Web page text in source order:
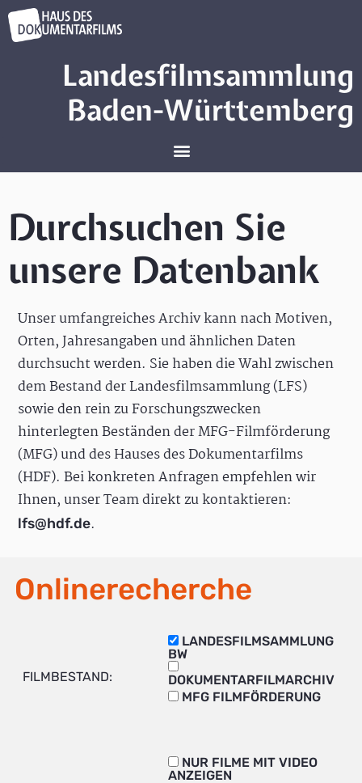
Landesfilmsammlung
Baden-Württemberg
Durchsuchen Sie
unsere Datenbank
Unser umfangreiches Archiv kann nach Motiven,
Orten, Jahresangaben und ähnlichen Daten
durchsucht werden. Sie haben die Wahl zwischen
dem Bestand der Landesfilmsammlung (LFS)
sowie den rein zu Forschungszwecken
hinterlegten Beständen der MFG-Filmförderung
(MFG) und des Hauses des Dokumentarfilms
(HDF). Bei konkreten Anfragen empfehlen wir
Ihnen, unser Team direkt zu kontaktieren:
lfs@hdf.de.
Onlinerecherche
FILMBESTAND:
LANDESFILMSAMMLUNG
BW
DOKUMENTARFILMARCHIV
MFG FILMFÖRDERUNG
NUR FILME MIT VIDEO
ANZEIGEN